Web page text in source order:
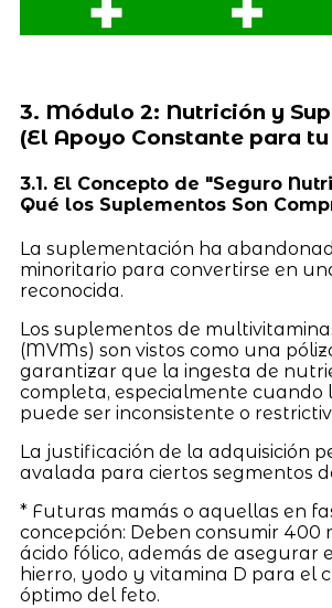
3. Módulo 2: Nutrición y
(El Apoyo Constante para tu
3.1. El Concepto de "Seguro
Qué los Suplementos Son
La suplementación ha
minoritario para convertirse en
reconocida.
Los suplementos de
(MVMs) son vistos como una
garantizar que la ingesta de
completa, especialmente cuando
puede ser inconsistente o
La justificación de la adquisición
avalada para ciertos segmentos
* Futuras mamás o aquellas en
concepción: Deben consumir 400
ácido fólico, además de asegurar
hierro, yodo y vitamina D para el
óptimo del feto.